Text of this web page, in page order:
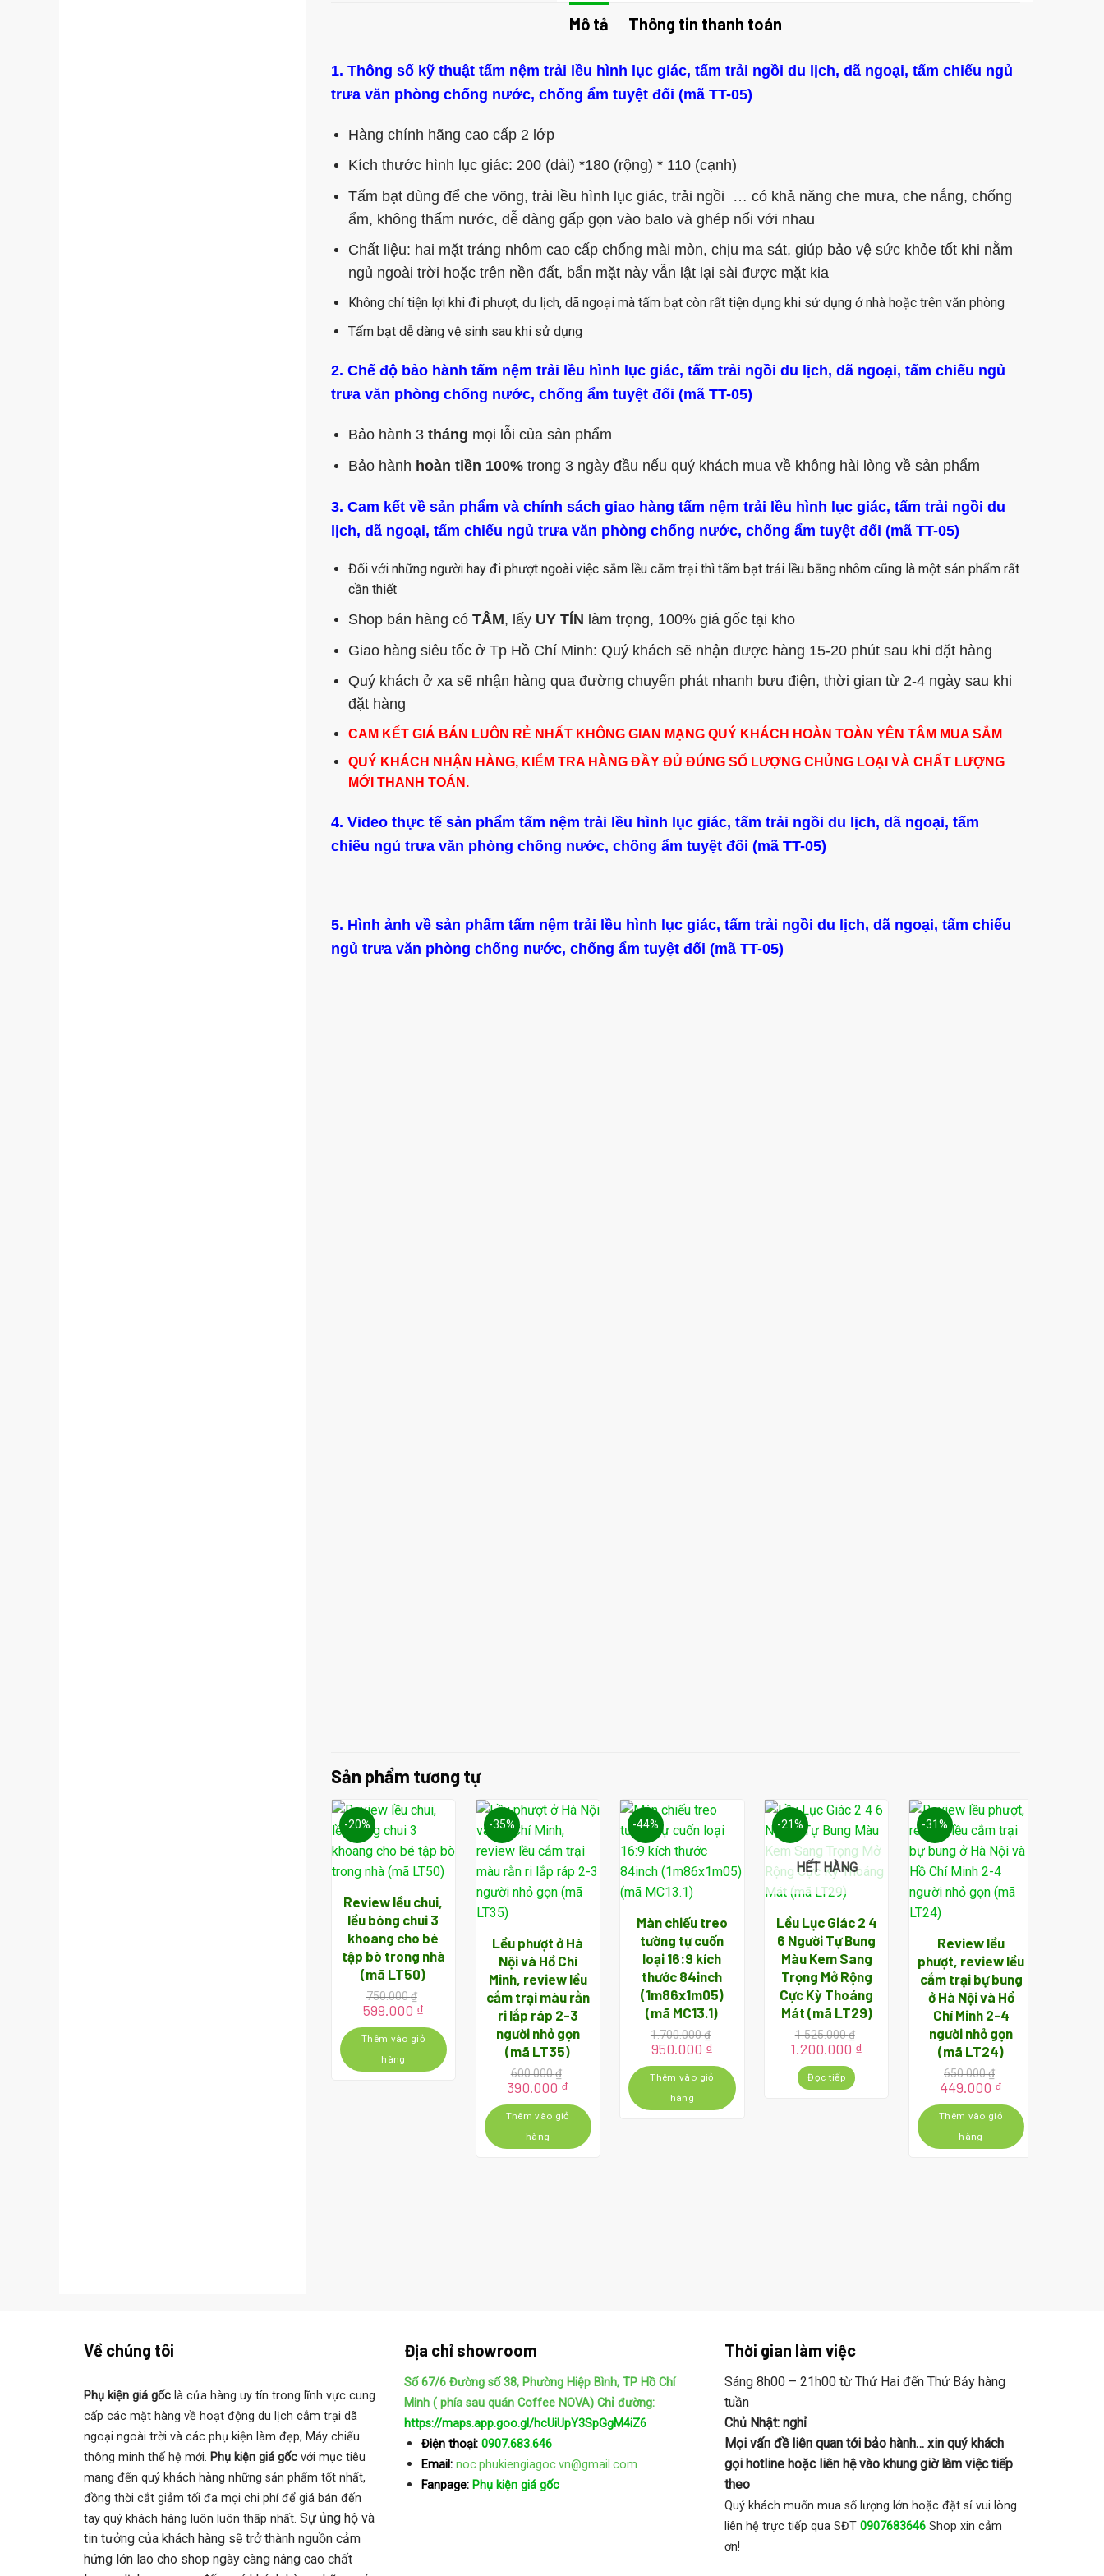
Mô tả Thông tin thanh toán
1. Thông số kỹ thuật tấm nệm trải lều hình lục giác, tấm trải ngồi du lịch, dã ngoại, tấm chiếu ngủ
trưa văn phòng chống nước, chống ẩm tuyệt đối (mã TT-05)
Hàng chính hãng cao cấp 2 lớp
Kích thước hình lục giác: 200 (dài) *180 (rộng) * 110 (cạnh)
Tấm bạt dùng để che võng, trải lều hình lục giác, trải ngồi … có khả năng che mưa, che nắng, chống
ẩm, không thấm nước, dễ dàng gấp gọn vào balo và ghép nối với nhau
Chất liệu: hai mặt tráng nhôm cao cấp chống mài mòn, chịu ma sát, giúp bảo vệ sức khỏe tốt khi nằm
ngủ ngoài trời hoặc trên nền đất, bẩn mặt này vẫn lật lại sài được mặt kia
Không chỉ tiện lợi khi đi phượt, du lịch, dã ngoại mà tấm bạt còn rất tiện dụng khi sử dụng ở nhà hoặc trên văn phòng
Tấm bạt dễ dàng vệ sinh sau khi sử dụng
2. Chế độ bảo hành tấm nệm trải lều hình lục giác, tấm trải ngồi du lịch, dã ngoại, tấm chiếu ngủ
trưa văn phòng chống nước, chống ẩm tuyệt đối (mã TT-05)
Bảo hành 3tháng mọi lỗi của sản phẩm
Bảo hành hoàn tiền 100%trong 3 ngày đầu nếu quý khách mua về không hài lòng về sản phẩm
3. Cam kết về sản phẩm và chính sách giao hàng tấm nệm trải lều hình lục giác, tấm trải ngồi du
lịch, dã ngoại, tấm chiếu ngủ trưa văn phòng chống nước, chống ẩm tuyệt đối (mã TT-05)
Đối với những người hay đi phượt ngoài việc sắm lều cắm trại thì tấm bạt trải lều bằng nhôm cũng là một sản phẩm rất
cần thiết
Shop bán hàng có TÂM, lấy UY TÍN làm trọng, 100% giá gốc tại kho
Giao hàng siêu tốc ở Tp Hồ Chí Minh: Quý khách sẽ nhận được hàng 15-20 phút sau khi đặt hàng
Quý khách ở xa sẽ nhận hàng qua đường chuyển phát nhanh bưu điện, thời gian từ 2-4 ngày sau khi
đặt hàng
CAM KẾT GIÁ BÁN LUÔN RẺ NHẤT KHÔNG GIAN MẠNG QUÝ KHÁCH HOÀN TOÀN YÊN TÂM MUA SẮM
QUÝ KHÁCH NHẬN HÀNG, KIỂM TRA HÀNG ĐẦY ĐỦ ĐÚNG SỐ LƯỢNG CHỦNG LOẠI VÀ CHẤT LƯỢNG
MỚI THANH TOÁN.
4. Video thực tế sản phẩm tấm nệm trải lều hình lục giác, tấm trải ngồi du lịch, dã ngoại, tấm
chiếu ngủ trưa văn phòng chống nước, chống ẩm tuyệt đối (mã TT-05)
5. Hình ảnh về sản phẩm tấm nệm trải lều hình lục giác, tấm trải ngồi du lịch, dã ngoại, tấm chiếu
ngủ trưa văn phòng chống nước, chống ẩm tuyệt đối (mã TT-05)
Sản phẩm tương tự
-20%
Review lều chui,
lều bóng chui 3
khoang cho bé
tập bò trong nhà
(mã LT50)
750.000₫
Giá
gốc
là:
750.000 ₫.
599.000 ₫Giá
hiện
tại
599.000 ₫.
Thêm vào giỏ
hàng
-35%
Lều phượt ở Hà
Nội và Hồ Chí
Minh, review lều
cắm trại màu rằn
ri lắp ráp 2-3
người nhỏ gọn
(mã LT35)
600.000₫
Giá
gốc
là:
600.000 ₫.
390.000 ₫
hiện
tại
390.000 ₫.
Thêm vào giỏ
hàng
-44%
Màn chiếu treo
tường tự cuốn
loại 16:9 kích
thước 84inch
(1m86x1m05)
(mã MC13.1)
1.700.000₫
Giá
gốc
là:
1.700.000 ₫.
950.000 ₫Giá
hiện
tại
950.000 ₫.
Thêm vào giỏ
hàng
-21%
HẾT HÀNG
Lều Lục Giác 2 4
6 Người Tự Bung
Màu Kem Sang
Trọng Mở Rộng
Cực Kỳ Thoáng
Mát (mã LT29)
1.525.000₫
Giá
gốc
là:
1.525.000 ₫.
1.200.000 ₫
1.200.000 ₫.
Đọc tiếp
-31%
Review lều
phượt, review lều
cắm trại bự bung
ở Hà Nội và Hồ
Chí Minh 2-4
người nhỏ gọn
(mã LT24)
650.000₫
Giá
gốc
là:
650.000 ₫.
449.000 ₫
hiện
tại
449.000 ₫.
Thêm vào giỏ
hàng
Về chúng tôi
Phụ kiện giá gốc là cửa hàng uy tín trong lĩnh vực cung
cấp các mặt hàng về hoạt động du lịch cắm trại dã
ngoại ngoài trời và các phụ kiện làm đẹp, Máy chiếu
thông minh thế hệ mới. Phụ kiện giá gốc với mục tiêu
mang đến quý khách hàng những sản phẩm tốt nhất,
đồng thời cắt giảm tối đa mọi chi phí để giá bán đến
tay quý khách hàng luôn luôn thấp nhất. Sự ủng hộ và
tin tưởng của khách hàng sẽ trở thành nguồn cảm
hứng lớn lao cho shop ngày càng nâng cao chất
Địa chỉ showroom
Số 67/6 Đường số 38, Phường Hiệp Bình, TP Hồ Chí
Minh ( phía sau quán Coffee NOVA) Chỉ đường:
https://maps.app.goo.gl/hcUiUpY3SpGgM4iZ6
Điện thoại: 0907.683.646
Email:noc.phukiengiagoc.vn@gmail.com
Fanpage:Phụ kiện giá gốc
Thời gian làm việc
Sáng 8h00 – 21h00 từ Thứ Hai đến Thứ Bảy hàng
tuần
Chủ Nhật: nghỉ
Mọi vấn đề liên quan tới bảo hành… xin quý khách
gọi hotline hoặc liên hệ vào khung giờ làm việc tiếp
theo
Quý khách muốn mua số lượng lớn hoặc đặt sỉ vui lòng
liên hệ trực tiếp qua SĐT 0907683646 Shop xin cảm
ơn!